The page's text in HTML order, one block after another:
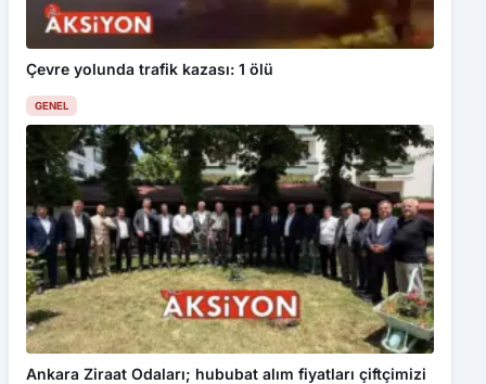
Çevre yolunda trafik kazası: 1 ölü
GENEL
Ankara Ziraat Odaları; hububat alım fiyatları çiftçimizi